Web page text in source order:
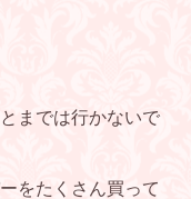
までは行かないで
をたくさん買って